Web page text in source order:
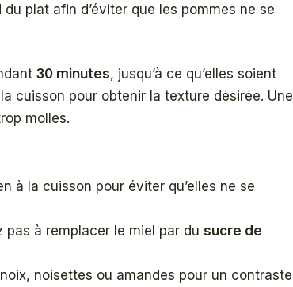
du plat afin d’éviter que les pommes ne se
30 minutes, jusqu’à ce qu’elles soient
cuisson pour obtenir la texture désirée. Une
molles.
à la cuisson pour éviter qu’elles ne se
pas à remplacer le miel par du sucre de
noisettes ou amandes pour un contraste